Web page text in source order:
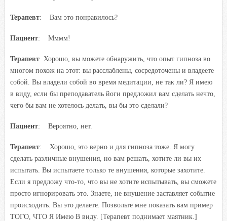
Терапевт: Вам это понравилось?
Пациент: Мммм!
Терапевт Хорошо, вы можете обнаружить, что опыт гипноза во
многом похож на этот: вы расслаблены, сосредоточены и владеете
собой. Вы владели собой во время медитации, не так ли? Я имею
в виду, если бы преподаватель йоги предложил вам сделать нечто,
чего бы вам не хотелось делать, вы бы это сделали?
Пациент: Вероятно, нет.
Терапевт: Хорошо, это верно и для гипноза тоже. Я могу
сделать различные внушения, но вам решать, хотите ли вы их
испытать. Вы испытаете только те внушения, которые захотите.
Если я предложу что-то, что вы не хотите испытывать, вы сможете
просто игнорировать это. Знаете, не внушение заставляет событие
происходить. Вы это делаете. Позвольте мне показать вам пример
ТОГО, ЧТО Я Имею В виду. [Терапевт поднимает маятник.]